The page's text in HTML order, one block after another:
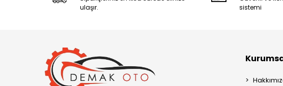
ulaşır.
sistemi